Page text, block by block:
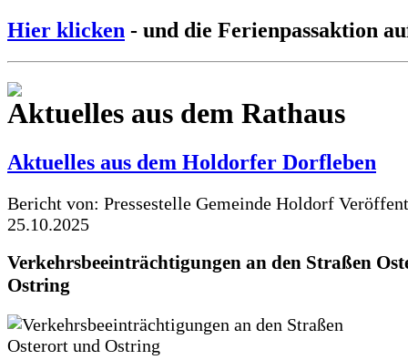
Hier klicken - und die Ferienpassaktion
Aktuelles aus dem Rathaus
Aktuelles aus dem Holdorfer Dorfleben
Bericht von: Pressestelle Gemeinde Holdorf
25.10.2025
Verkehrsbeeinträchtigungen an den Straßen
Ostring